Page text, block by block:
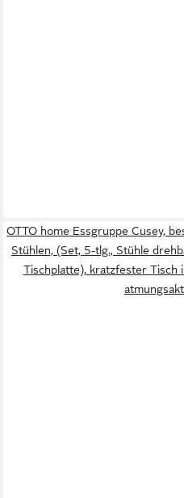
OTTO home Essgruppe Cusey,
Stühlen, (Set, 5-tlg., Stühle
Tischplatte), kratzfester Tisch